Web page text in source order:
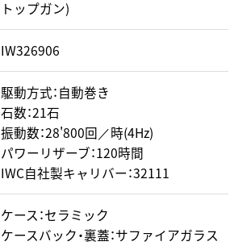
トップガン)
IW326906
駆動方式：自動巻き
石数：21石
振動数：28'800回／時(4Hz)
パワーリザーブ：120時間
IWC自社製キャリバー：32111
ケース：セラミック
ケースバック・裏蓋：サファイアガラス